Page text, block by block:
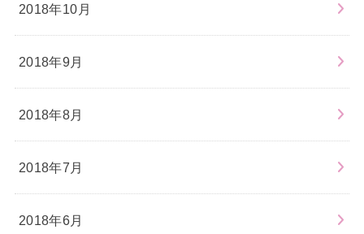
2018年10月
2018年9月
2018年8月
2018年7月
2018年6月